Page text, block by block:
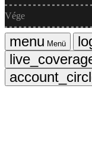
Vége
Menü